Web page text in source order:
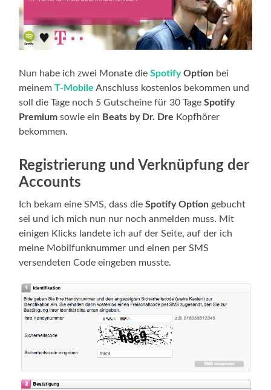
Nun habe ich zwei Monate dieSpotifyOption bei
meinemT-Mobile Anschluss kostenlos bekommen und
soll die Tage noch 5 Gutscheine für 30 TageSpotify
Premium sowie ein Beats by Dr. Dre Kopfhörer
bekommen.
Registrierung und Verknüpfung der
Accounts
Ich bekam eine SMS, dass dieSpotify Option gebucht
sei und ich mich nun nur noch anmelden muss. Mit
einigen Klicks landete ich auf der Seite, auf der ich
meine Mobilfunknummer und einen per SMS
versendeten Code eingeben musste.